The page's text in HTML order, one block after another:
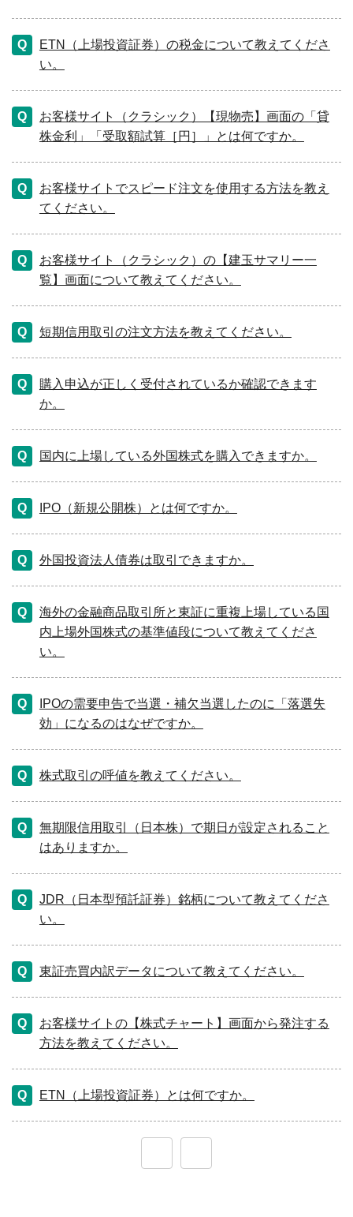
ETN（上場投資証券）の税金について教えてくださ
い。
お客様サイト（クラシック）【現物売】画面の「貸
株金利」「受取額試算［円］」とは何ですか。
お客様サイトでスピード注文を使用する方法を教え
てください。
お客様サイト（クラシック）の【建玉サマリー一
覧】画面について教えてください。
短期信用取引の注文方法を教えてください。
購入申込が正しく受付されているか確認できます
か。
国内に上場している外国株式を購入できますか。
IPO（新規公開株）とは何ですか。
外国投資法人債券は取引できますか。
海外の金融商品取引所と東証に重複上場している国
内上場外国株式の基準値段について教えてくださ
い。
IPOの需要申告で当選・補欠当選したのに「落選失
効」になるのはなぜですか。
株式取引の呼値を教えてください。
無期限信用取引（日本株）で期日が設定されること
はありますか。
JDR（日本型預託証券）銘柄について教えてくださ
い。
東証売買内訳データについて教えてください。
お客様サイトの【株式チャート】画面から発注する
方法を教えてください。
ETN（上場投資証券）とは何ですか。